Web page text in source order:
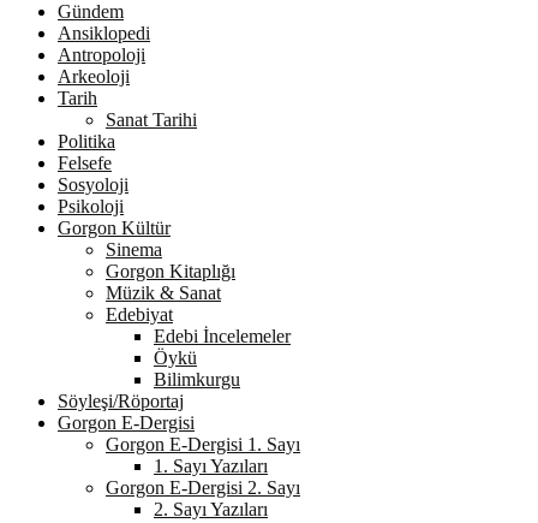
Gündem
Ansiklopedi
Antropoloji
Arkeoloji
Tarih
Sanat Tarihi
Politika
Felsefe
Sosyoloji
Psikoloji
Gorgon Kültür
Sinema
Gorgon Kitaplığı
Müzik & Sanat
Edebiyat
Edebi İncelemeler
Öykü
Bilimkurgu
Söyleşi/Röportaj
Gorgon E-Dergisi
Gorgon E-Dergisi 1. Sayı
1. Sayı Yazıları
Gorgon E-Dergisi 2. Sayı
2. Sayı Yazıları